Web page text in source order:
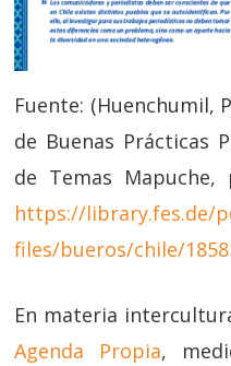
Fuente: (Huenchumil,
de Buenas Prácticas
de Temas Mapuche,
https://library.fes.de/
files/bueros/chile/
En materia
Agenda Propia,